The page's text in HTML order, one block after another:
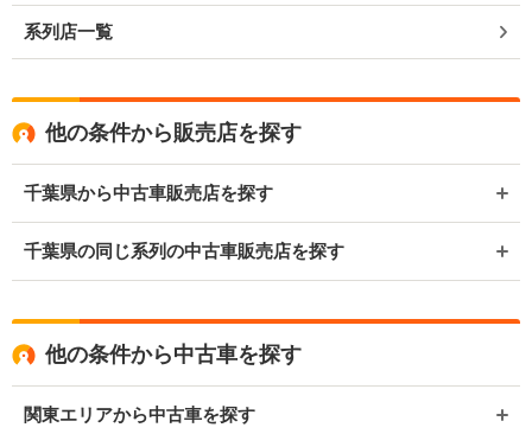
系列店一覧
他の条件から販売店を探す
千葉県から中古車販売店を探す
千葉県の同じ系列の中古車販売店を探す
他の条件から中古車を探す
関東エリアから中古車を探す